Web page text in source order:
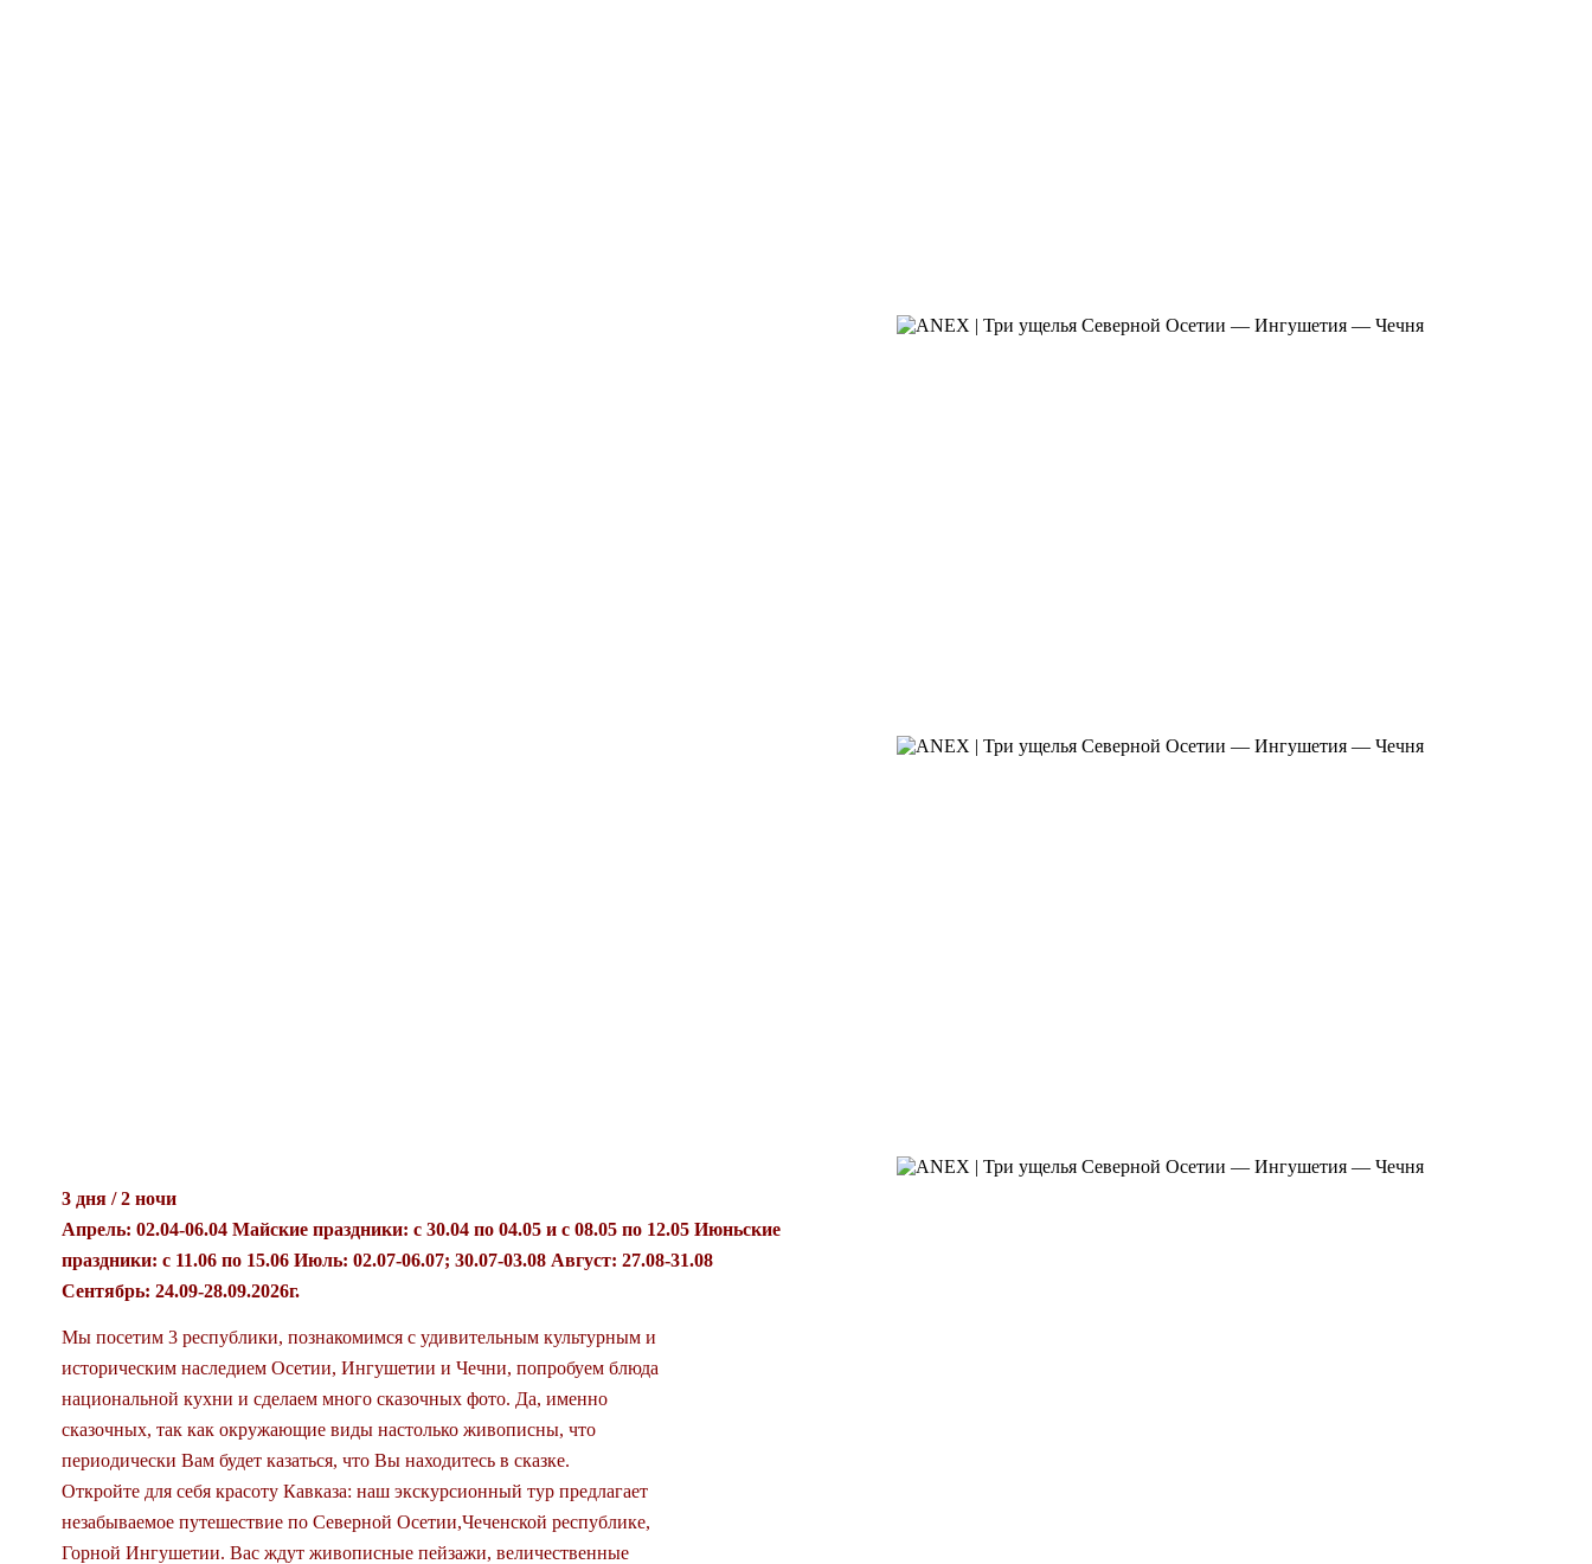
3 дня / 2 ночи
Апрель: 02.04-06.04 Майские праздники: с 30.04 по 04.05 и с 08.05 по 12.05 Июньские
праздники: с 11.06 по 15.06 Июль: 02.07-06.07; 30.07-03.08 Август: 27.08-31.08
Сентябрь: 24.09-28.09.2026г.
Мы посетим 3 республики, познакомимся с удивительным культурным и
историческим наследием Осетии, Ингушетии и Чечни, попробуем блюда
национальной кухни и сделаем много сказочных фото. Да, именно
сказочных, так как окружающие виды настолько живописны, что
периодически Вам будет казаться, что Вы находитесь в сказке.
Откройте для себя красоту Кавказа: наш экскурсионный тур предлагает
незабываемое путешествие по Северной Осетии,Чеченской республике,
Горной Ингушетии. Вас ждут живописные пейзажи, величественные